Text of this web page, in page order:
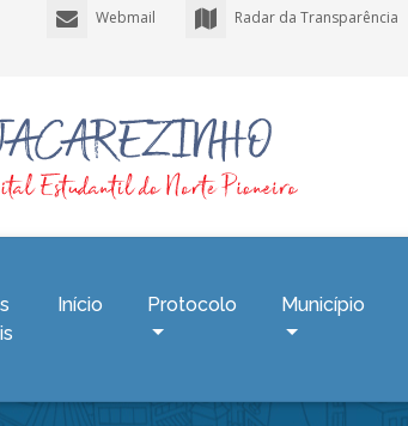
Radar da Transparência
Webmail
Início Protocolo Município